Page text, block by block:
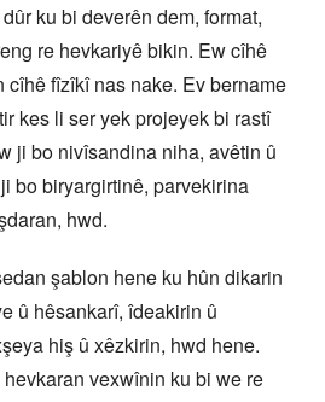
ku bi deverên dem, format,
re hevkariyê bikin. Ew cîhê
cîhê fîzîkî nas nake. Ev bername
kes li ser yek projeyek bi rastî
ji bo nivîsandina niha, avêtin û
bo biryargirtinê, parvekirina
hwd.
şablon hene ku hûn dikarin
û hêsankarî, îdeakirin û
hiş û xêzkirin, hwd hene.
vexwînin ku bi we re